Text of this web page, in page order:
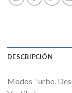
DESCRIPCIÓN
Modos Turbo,